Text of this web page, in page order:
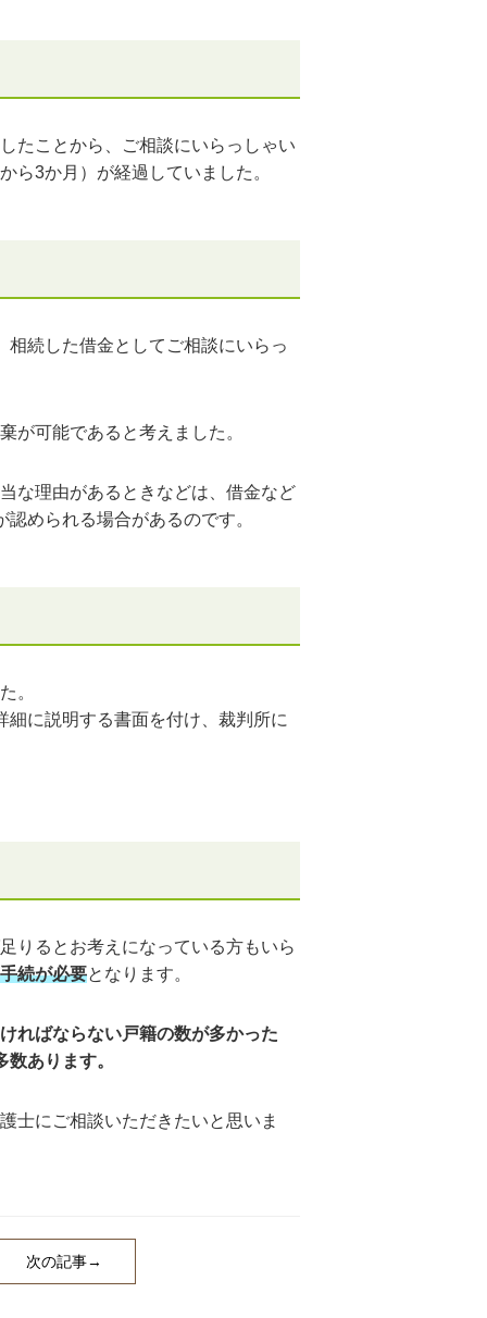
たことから、ご相談にいらっしゃい
ら3か月）が経過していました。
相続した借金としてご相談にいらっ
が可能であると考えました。
な理由があるときなどは、借金など
められる場合があるのです。
。
に説明する書面を付け、裁判所に
りるとお考えになっている方もいら
続が必要となります。
ればならない戸籍の数が多かった
あります。
士にご相談いただきたいと思いま
次の記事→